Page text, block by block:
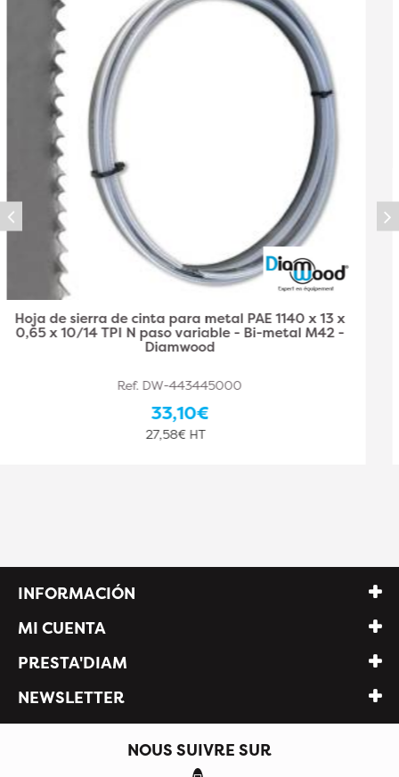
Hoja de Sierra de Cinta Metal PAE 1140 x 13 x 0,65 x
6/10 TPI N Paso Variable - Bi-Metal M42 -
Diamwood
Ref. DW-443445001
33,10€
27,58€ HT
INFORMACIÓN
MI CUENTA
PRESTA'DIAM
NEWSLETTER
NOUS SUIVRE SUR